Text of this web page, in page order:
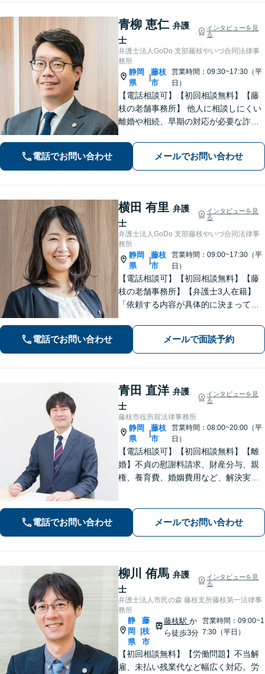
青柳 恵仁 弁護
士
インタビューを見
る
弁護士法人GoDo 支部藤枝やいづ合同法律事
務所
静岡
県
|
藤枝
市
営業時間：09:30~17:30（平
日）
【電話相談可】【初回相談無料】【藤
枝の老舗事務所】 他人に相談しにくい
離婚や相続、早期の対応が必要な詐欺
す！「こんなことで相談していいの
か」と悩まずに、まずはご相談くださ
い【弁護士3人在籍】
電話でお問い合わせ メールでお問い合わせ
横田 有里 弁護
士
インタビューを見
る
弁護士法人GoDo 支部藤枝やいづ合同法律事
務所
静岡
県
|
藤枝
市
営業時間：09:00~17:30（平
日）
【電話相談可】【初回相談無料】【藤
枝の老舗事務所】【弁護士3人在籍】
「依頼する内容が具体的に決まってい
い」という方もまずはご相談くださ
い。相続遺言、離婚問題、交通事故、
借金問題、債権回収など【夜間休日応
相談】
電話でお問い合わせ メールで面談予約
青田 直洋 弁護
士
インタビューを見
る
藤枝市役所前法律事務所
静岡
県
|
藤枝
市
営業時間：08:00~20:00（平
日）
【電話相談可】【初回相談無料】【離
婚】不貞の慰謝料請求、財産分与、親
権、養育費、婚姻費用など、解決実績
ションを取りながらお話を進めてまい
ります【法テラス利用可】【藤枝市役
電話でお問い合わせ メールでお問い合わせ
柳川 侑馬 弁護
士
インタビューを見
る
弁護士法人市民の森 藤枝支所藤枝第一法律事
務所
静
岡
県
藤
枝
市
藤枝駅 か
ら徒歩3分
営業時間：09:00~1
7:30（平日）
【初回相談無料】【労働問題】不当解
雇、未払い残業代など幅広く対応。労